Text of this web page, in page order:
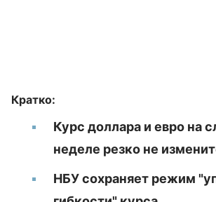
Кратко:
Курс доллара и евро на
неделе резко не
НБУ сохраняет режим